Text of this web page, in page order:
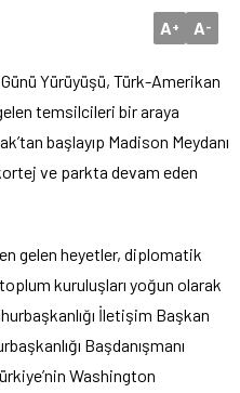
A+ A-
Yürüyüşü, Türk-Amerikan
temsilcileri bir araya
başlayıp Madison Meydanı
ve parkta devam eden
gelen heyetler, diplomatik
kuruluşları yoğun olarak
İletişim Başkan
Başdanışmanı
Washington